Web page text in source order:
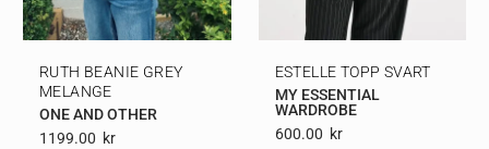
RUTH BEANIE GREY
MELANGE
ONE AND OTHER
1199.00 Kr
ESTELLE TOPP SVART
MY ESSENTIAL
WARDROBE
600.00 Kr